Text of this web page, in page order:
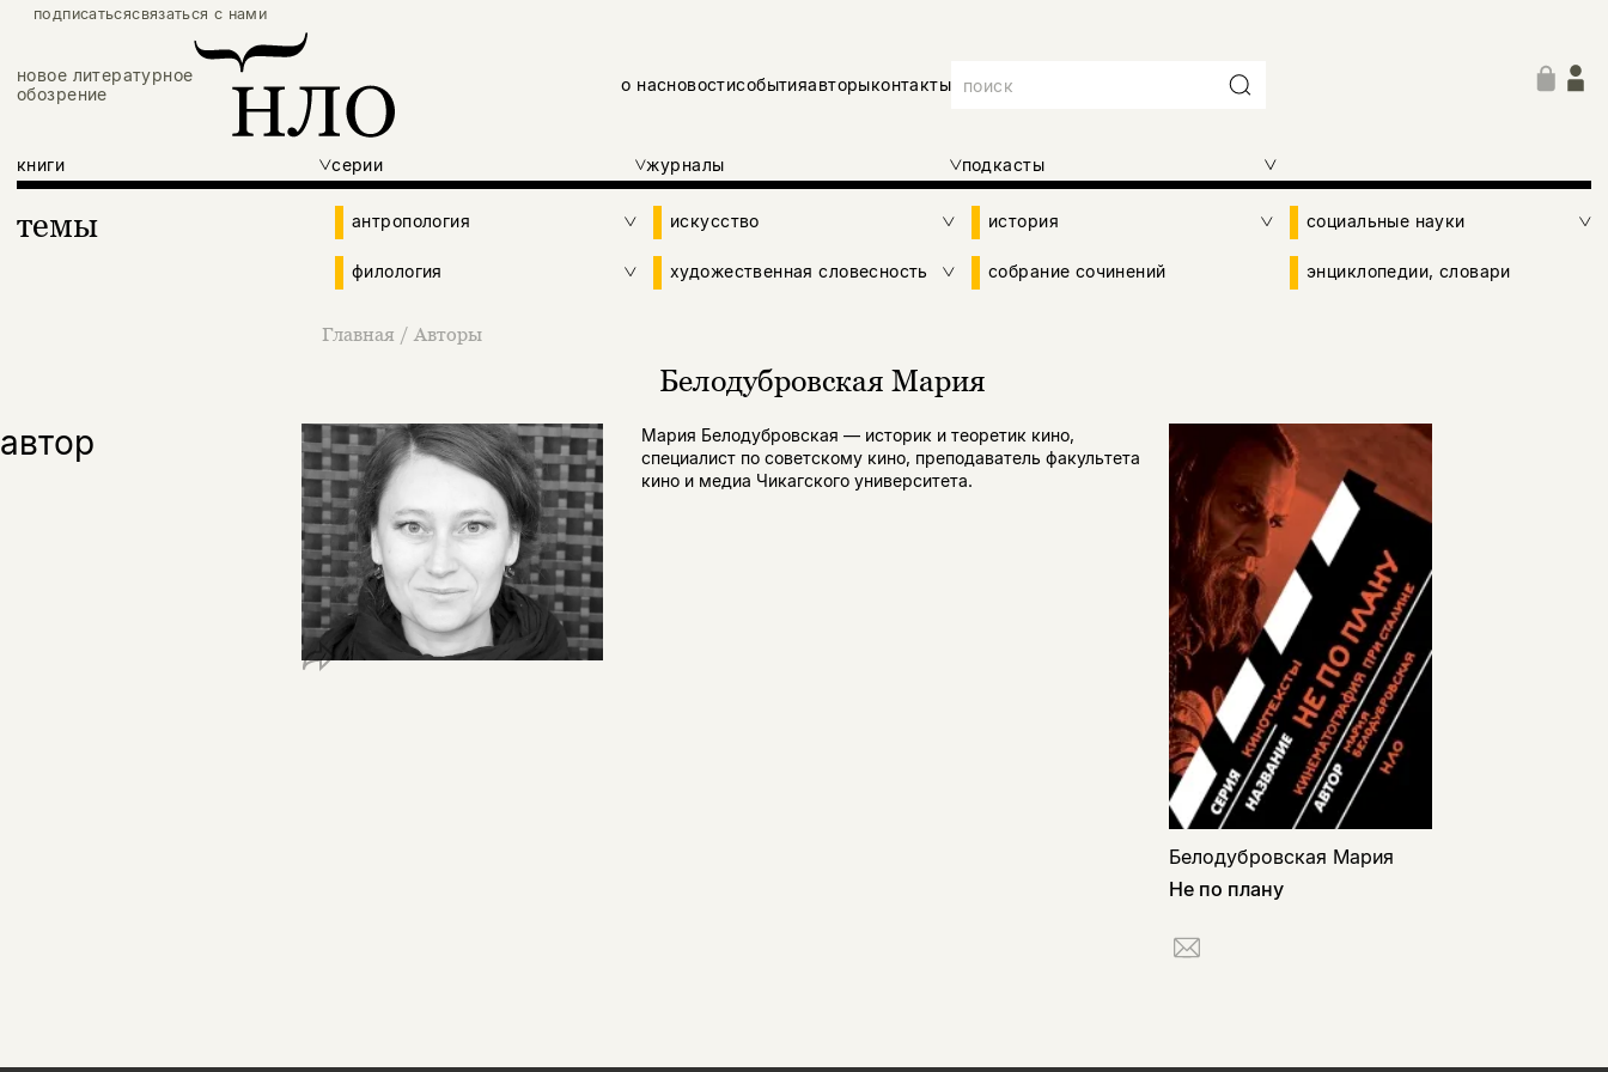
подписатьсясвязаться с нами
новое литературное
обозрение
о насновостисобытияавторыконтакты
книги серии журналы подкасты
темы антропология искусство история социальные науки
филология художественная словесность собрание сочинений энциклопедии, словари
Главная / Авторы
Белодубровская Мария
автор
Мария Белодубровская — историк и теоретик кино,
специалист по советскому кино, преподаватель факультета
кино и медиа Чикагского университета.
Белодубровская Мария
Не по плану